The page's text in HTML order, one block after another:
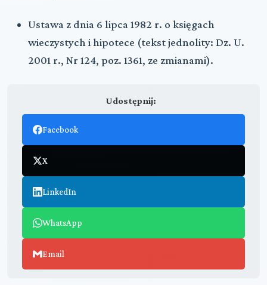
Ustawa z dnia 6 lipca 1982 r. o księgach
wieczystych i hipotece (tekst jednolity: Dz. U.
2001 r., Nr 124, poz. 1361, ze zmianami).
Udostępnij:
Facebook
X
LinkedIn
WhatsApp
Email